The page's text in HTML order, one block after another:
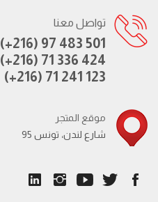
تواصل معنا
(+216) 97 483 501
(+216) 71 336 424
(+216) 71 241 123
موقع المتجر
95 شارع لندن، تونس